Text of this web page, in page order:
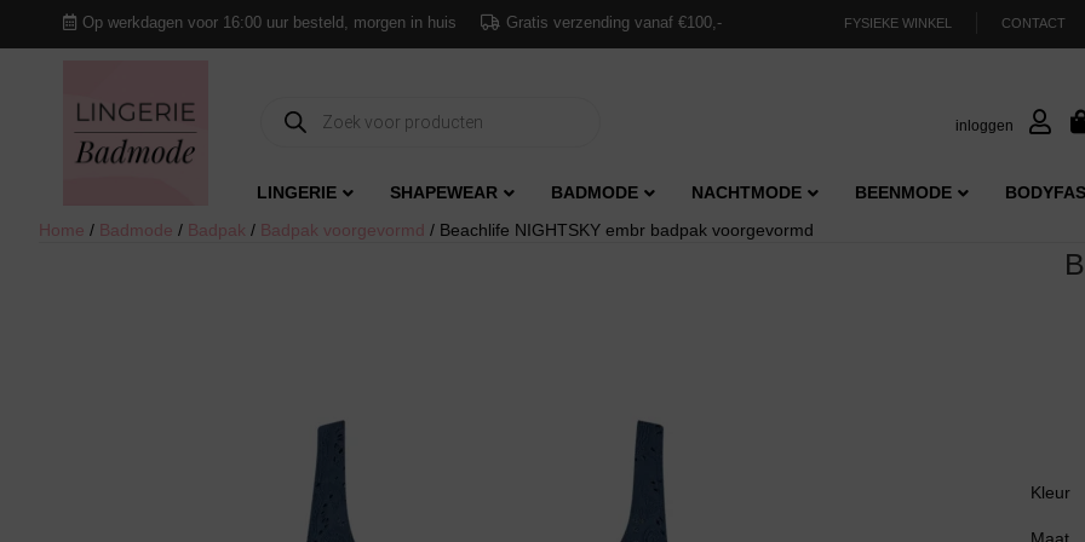
Op werkdagen voor 16:00 uur besteld, morgen in huis Gratis verzending vanaf €100,- FYSIEKE WINKEL CONTACT
Producten
zoeken
inloggen
LINGERIE SHAPEWEAR BADMODE NACHTMODE BEENMODE
Home / Badmode / Badpak / Badpak voorgevormd / Beachlife NIGHTSKY embr badpak voorgevormd
Kleur